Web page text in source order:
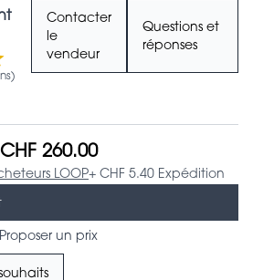
Contacter
le
vendeur
Questions et
réponses
CHF 260.00
LOOP+ CHF 5.40 Expédition
Proposer un prix